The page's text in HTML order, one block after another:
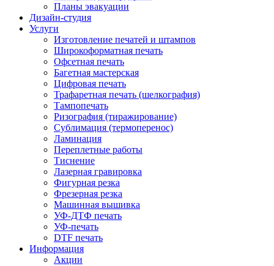
Планы эвакуации
Дизайн-студия
Услуги
Изготовление печатей и штампов
Широкоформатная печать
Офсетная печать
Багетная мастерская
Цифровая печать
Трафаретная печать (шелкография)
Тампопечать
Ризография (тиражирование)
Сублимация (термоперенос)
Ламинация
Переплетные работы
Тиснение
Лазерная гравировка
Фигурная резка
Фрезерная резка
Машинная вышивка
УФ-ДТФ печать
УФ-печать
DTF печать
Информация
Акции